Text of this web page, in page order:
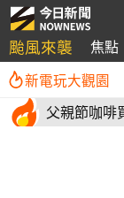
颱風來襲 焦點
新電玩大觀園
父親節咖啡